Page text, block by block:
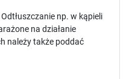
Odtłuszczanie np. w kąpieli
na działanie
należy także poddać